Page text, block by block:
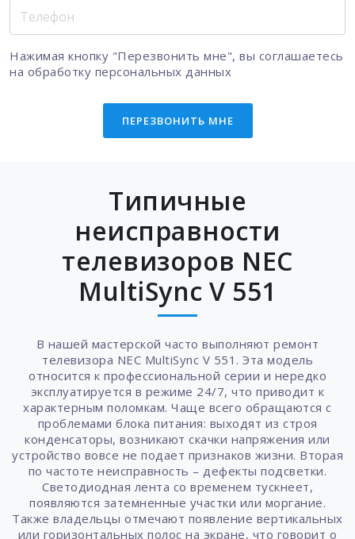
Нажимая кнопку "Перезвонить мне", вы соглашаетесь
на обработку персональных данных
ПЕРЕЗВОНИТЬ МНЕ
Типичные
неисправности
телевизоров NEC
MultiSync V 551
В нашей мастерской часто выполняют ремонт
телевизора NEC MultiSync V 551. Эта модель
относится к профессиональной серии и нередко
эксплуатируется в режиме 24/7, что приводит к
характерным поломкам. Чаще всего обращаются с
проблемами блока питания: выходят из строя
конденсаторы, возникают скачки напряжения или
устройство вовсе не подает признаков жизни. Вторая
по частоте неисправность – дефекты подсветки.
Светодиодная лента со временем тускнеет,
появляются затемненные участки или моргание.
Также владельцы отмечают появление вертикальных
или горизонтальных полос на экране, что говорит о